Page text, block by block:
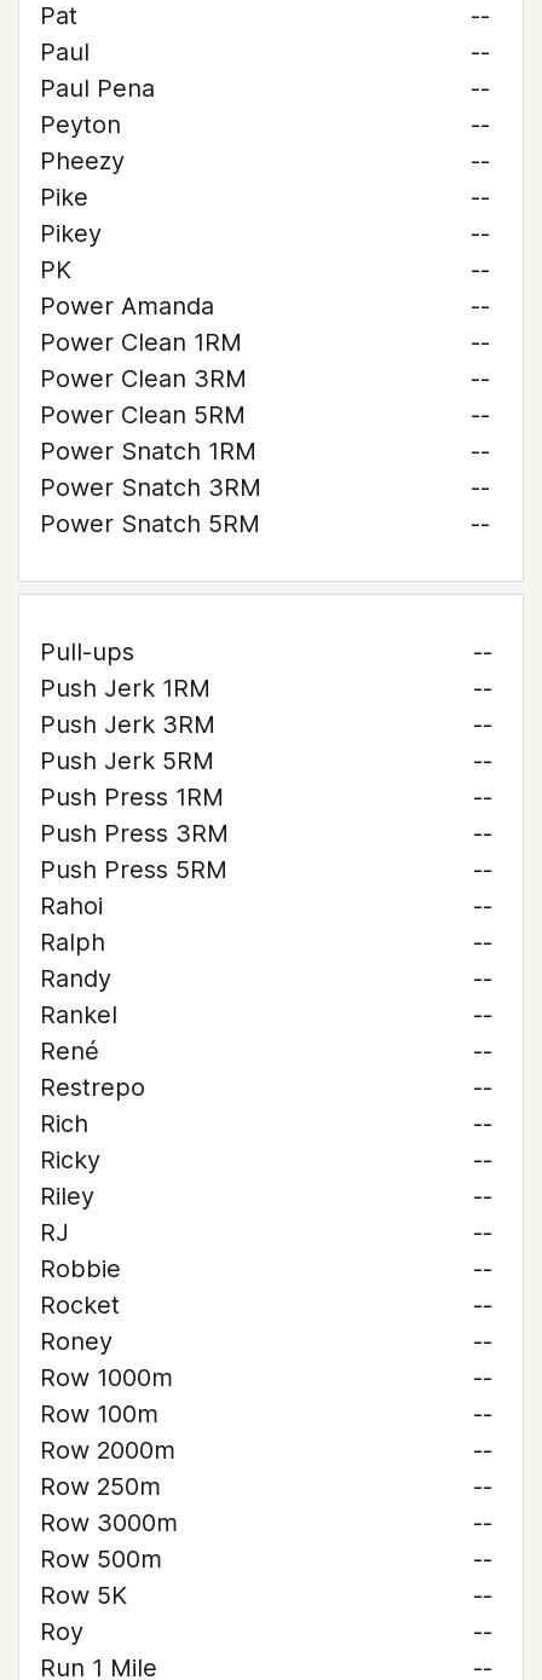
Pat
--
Paul
--
Paul Pena
--
Peyton
--
Pheezy
--
Pike
--
Pikey
--
PK
--
Power Amanda
--
Power Clean 1RM
--
Power Clean 3RM
--
Power Clean 5RM
--
Power Snatch 1RM
--
Power Snatch 3RM
--
Power Snatch 5RM
--
Pull-ups
--
Push Jerk 1RM
--
Push Jerk 3RM
--
Push Jerk 5RM
--
Push Press 1RM
--
Push Press 3RM
--
Push Press 5RM
--
Rahoi
--
Ralph
--
Randy
--
Rankel
--
René
--
Restrepo
--
Rich
--
Ricky
--
Riley
--
RJ
--
Robbie
--
Rocket
--
Roney
--
Row 1000m
--
Row 100m
--
Row 2000m
--
Row 250m
--
Row 3000m
--
Row 500m
--
Row 5K
--
Roy
--
Run 1 Mile
--